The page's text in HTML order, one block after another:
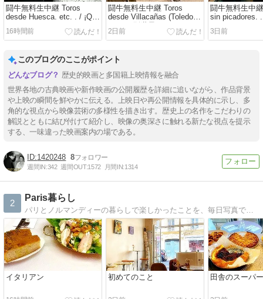
闘牛無料生中継 Toros
desde Huesca. etc. . / ¡Qué
sinvergüenzas son los
hombres! 殿方は嘘吐き Gli
Festival) / 人間は苦しむた
めに生まれて来た Madame
Bovary (1934) Estamos en
esta tierra para sufrir /
video-corrida-de-toros-de-
candiles-de-Marbella-2026
16時間前
闘牛無料生中継 Toros
desde Villacañas (Toledo).
etc. . / 別世界 (Memorias
de África 愛と哀しみの果て
disconectados / En un
lugar de Africa 名もなきア
フリカの地で Nirgendwo in
Afrika 日本公開 (2003 En
algún lugar de África)
idiomas / Malaga (1954) /
2日前
闘牛無料生中
sin picadores.
amo ベルリン
ー Berlin, I
3日前
このブログのここがポイント
歴史的映画と多国籍上映情報を融合
世界各地の古典映画や新作映画の公開履歴を詳細に追いながら、作品背景
や上映の瞬間を鮮やかに伝える。上映日や再公開情報を具体的に示し、多
角的な視点から映像芸術の多様性を描き出す。歴史上の名作をこだわりの
解説とともに結び付けて紹介し、映像の奥深さに触れる新たな視点を提示
する、一味違った映画案内の場である。
1420248 8
週間IN:342 週間OUT:1572 月間IN:1314
2
Paris暮らし
パリとノルマンディーの暮らしで楽しかったことを、毎日写真でご紹介しています。
イタリアン 初めてのこと 田舎のスーパー